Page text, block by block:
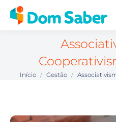
Você está aqui:
Início Gestão